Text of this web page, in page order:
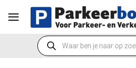
naar
Producten
zoeken